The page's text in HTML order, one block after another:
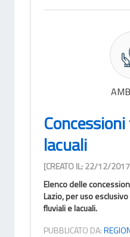
lacuali
[CREATO IL: 22/12/
Elenco delle
Lazio, per uso
fluviali e lacuali.
PUBBLICATO DA: